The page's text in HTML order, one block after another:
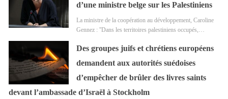
d’une ministre belge sur les Palestiniens
La ministre de la coopération au développement, Caroline
Gennez : ''Dans les territoires palestiniens occupés,…
Des groupes juifs et chrétiens européens
demandent aux autorités suédoises
d’empêcher de brûler des livres saints
devant l’ambassade d’Israël à Stockholm